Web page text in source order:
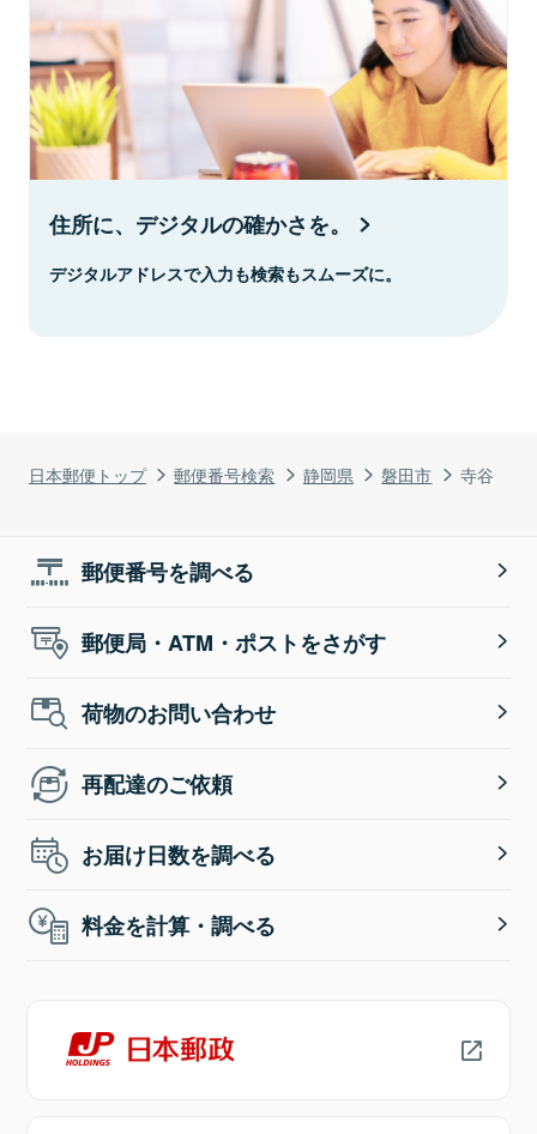
日本郵便トップ 郵便番号検索 静岡県 磐田市 寺谷
住所に、デジタルの確かさを。
デジタルアドレスで入力も検索もスムーズに。
郵便番号を調べる
郵便局・ATM・ポストをさがす
荷物のお問い合わせ
再配達のご依頼
お届け日数を調べる
料金を計算・調べる